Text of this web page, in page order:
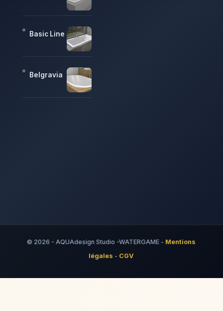
Basic Line
Belgravia
© 2026 - AQUAdesign Studio -WATERGAME - Mentions
légales - CGV